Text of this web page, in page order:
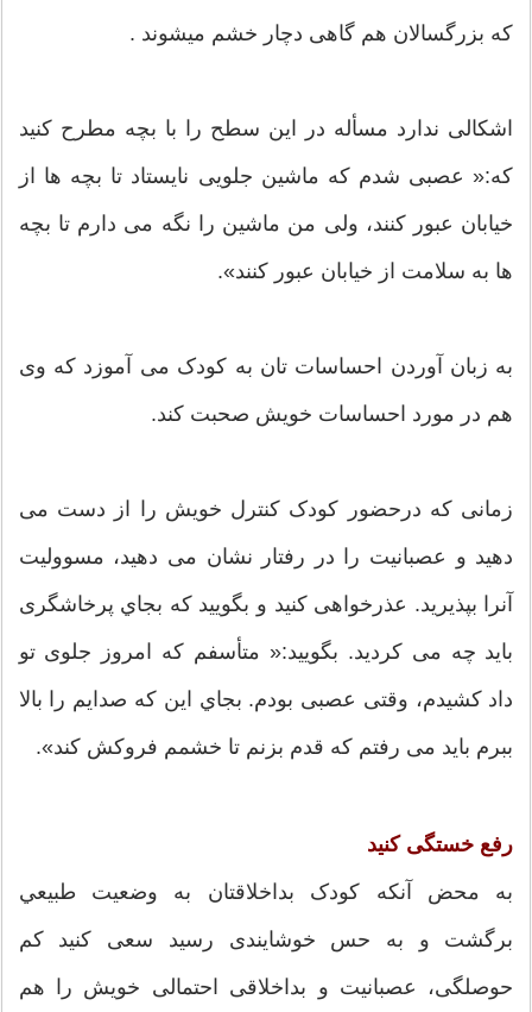
که بزرگسالان هم گاهی دچار خشم میشوند .
اشکالی ندارد مسأله در این سطح را با بچه مطرح کنید
که:« عصبی شدم که ماشین جلویی نایستاد تا بچه ها از
خیابان عبور کنند، ولی من ماشین را نگه می دارم تا بچه
ها به سلامت از خیابان عبور کنند».
به زبان آوردن احساسات تان به کودک می آموزد که وی
هم در مورد احساسات خویش صحبت کند.
زمانی که درحضور کودک کنترل خویش را از دست می
دهید و عصبانیت را در رفتار نشان می دهید، مسوولیت
آنرا بپذیرید. عذرخواهی کنید و بگویید که بجاي پرخاشگری
باید چه می کردید. بگویید:« متأسفم که امروز جلوی تو
داد کشیدم، وقتی عصبی بودم. بجاي این که صدایم را بالا
ببرم باید می رفتم که قدم بزنم تا خشمم فروکش کند».
رفع خستگی کنید
به محض آنکه کودک بداخلاقتان به وضعیت طبيعي
برگشت و به حس خوشایندی رسید سعی کنید کم
حوصلگی، عصبانیت و بداخلاقی احتمالی خویش را هم